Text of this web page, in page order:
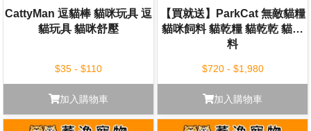
CattyMan 逗貓棒 貓咪玩具 逗
貓玩具 貓咪舒壓
$35 - $110
加入購物車
【買就送】ParkCat 無敵貓糧
貓咪飼料 貓乾糧 貓乾乾 貓飼
料
$720 - $1,980
加入購物車